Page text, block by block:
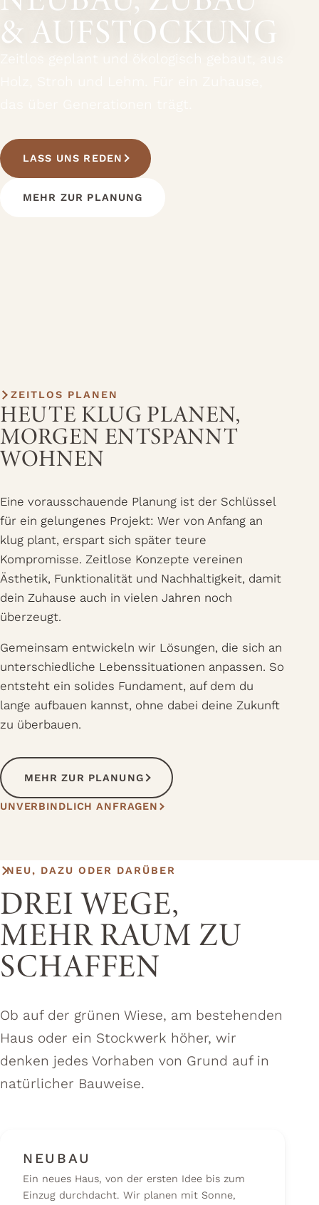
& AUFSTOCKUNG
Zeitlos geplant und ökologisch gebaut, aus
LASS UNS REDEN
MEHR ZUR PLANUNG
ZEITLOS PLANEN
HEUTE KLUG PLANEN,
MORGEN ENTSPANNT
WOHNEN
Eine vorausschauende Planung ist der Schlüssel
für ein gelungenes Projekt: Wer von Anfang an
klug plant, erspart sich später teure
Kompromisse. Zeitlose Konzepte vereinen
Ästhetik, Funktionalität und Nachhaltigkeit, damit
dein Zuhause auch in vielen Jahren noch
überzeugt.
Gemeinsam entwickeln wir Lösungen, die sich an
unterschiedliche Lebenssituationen anpassen. So
entsteht ein solides Fundament, auf dem du
lange aufbauen kannst, ohne dabei deine Zukunft
zu überbauen.
MEHR ZUR PLANUNG
UNVERBINDLICH ANFRAGEN
NEU, DAZU ODER DARÜBER
DREI WEGE,
MEHR RAUM ZU
SCHAFFEN
Ob auf der grünen Wiese, am bestehenden
Haus oder ein Stockwerk höher, wir
denken jedes Vorhaben von Grund auf in
natürlicher Bauweise.
NEUBAU
Ein neues Haus, von der ersten Idee bis zum
Einzug durchdacht. Wir planen mit Sonne,